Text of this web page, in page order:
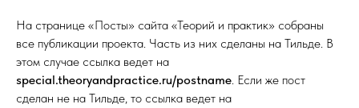
На странице «Посты» сайта «Теорий и практик» собраны
все публикации проекта. Часть из них сделаны на Тильде. В
этом случае ссылка ведет на
special.theoryandpractice.ru/postname. Если же пост
сделан не на Тильде, то ссылка ведет на